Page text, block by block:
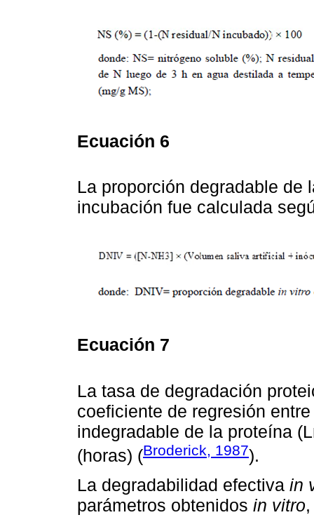
Ecuación 6
La proporción degradable de
incubación fue calculada
Ecuación 7
La tasa de degradación
coeficiente de regresión
indegradable de la proteína
(horas) (Broderick, 1987).
La degradabilidad efectiva in
parámetros obtenidos in vitro